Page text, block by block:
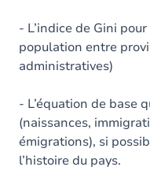
- L’indice de Gini
population entre
administratives)
- L’équation de base
(naissances,
émigrations), si
l’histoire du pays.